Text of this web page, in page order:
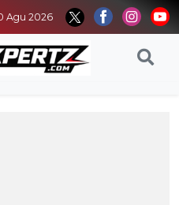
Agu 2026